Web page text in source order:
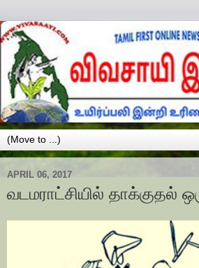
APRIL 06, 2017
வடமராட்சியில் தாக்குதல்